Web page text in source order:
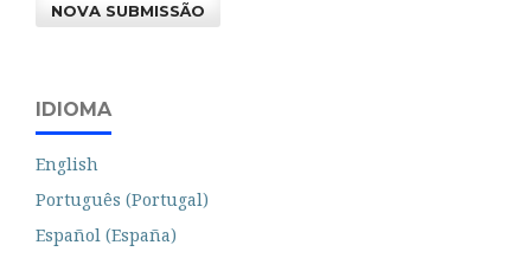
NOVA SUBMISSÃO
IDIOMA
English
Português (Portugal)
Español (España)